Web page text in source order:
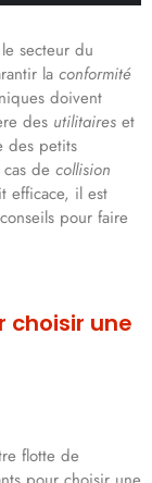
secteur du
la conformité
doivent
des utilitaires et
des petits
de collision
efficace, il est
pour faire
choisir une
flotte de